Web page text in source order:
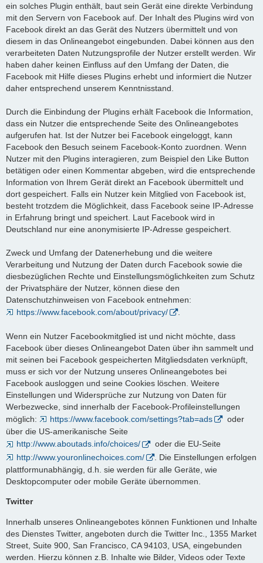
ein solches Plugin enthält, baut sein Gerät eine direkte Verbindung
mit den Servern von Facebook auf. Der Inhalt des Plugins wird von
Facebook direkt an das Gerät des Nutzers übermittelt und von
diesem in das Onlineangebot eingebunden. Dabei können aus den
verarbeiteten Daten Nutzungsprofile der Nutzer erstellt werden. Wir
haben daher keinen Einfluss auf den Umfang der Daten, die
Facebook mit Hilfe dieses Plugins erhebt und informiert die Nutzer
daher entsprechend unserem Kenntnisstand.
Durch die Einbindung der Plugins erhält Facebook die Information,
dass ein Nutzer die entsprechende Seite des Onlineangebotes
aufgerufen hat. Ist der Nutzer bei Facebook eingeloggt, kann
Facebook den Besuch seinem Facebook-Konto zuordnen. Wenn
Nutzer mit den Plugins interagieren, zum Beispiel den Like Button
betätigen oder einen Kommentar abgeben, wird die entsprechende
Information von Ihrem Gerät direkt an Facebook übermittelt und
dort gespeichert. Falls ein Nutzer kein Mitglied von Facebook ist,
besteht trotzdem die Möglichkeit, dass Facebook seine IP-Adresse
in Erfahrung bringt und speichert. Laut Facebook wird in
Deutschland nur eine anonymisierte IP-Adresse gespeichert.
Zweck und Umfang der Datenerhebung und die weitere
Verarbeitung und Nutzung der Daten durch Facebook sowie die
diesbezüglichen Rechte und Einstellungsmöglichkeiten zum Schutz
der Privatsphäre der Nutzer, können diese den
Datenschutzhinweisen von Facebook entnehmen:
https://www.facebook.com/about/privacy/
.
Wenn ein Nutzer Facebookmitglied ist und nicht möchte, dass
Facebook über dieses Onlineangebot Daten über ihn sammelt und
mit seinen bei Facebook gespeicherten Mitgliedsdaten verknüpft,
muss er sich vor der Nutzung unseres Onlineangebotes bei
Facebook ausloggen und seine Cookies löschen. Weitere
Einstellungen und Widersprüche zur Nutzung von Daten für
Werbezwecke, sind innerhalb der Facebook-Profileinstellungen
möglich:
https://www.facebook.com/settings?tab=ads
oder
über die US-amerikanische Seite
http://www.aboutads.info/choices/
oder die EU-Seite
http://www.youronlinechoices.com/
. Die Einstellungen erfolgen
plattformunabhängig, d.h. sie werden für alle Geräte, wie
Desktopcomputer oder mobile Geräte übernommen.
Twitter
Innerhalb unseres Onlineangebotes können Funktionen und Inhalte
des Dienstes Twitter, angeboten durch die Twitter Inc., 1355 Market
Street, Suite 900, San Francisco, CA 94103, USA, eingebunden
werden. Hierzu können z.B. Inhalte wie Bilder, Videos oder Texte